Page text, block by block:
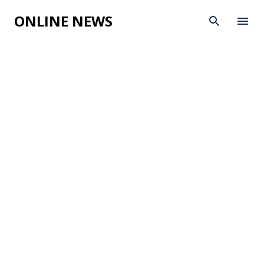
Skip to main content
ONLINE NEWS